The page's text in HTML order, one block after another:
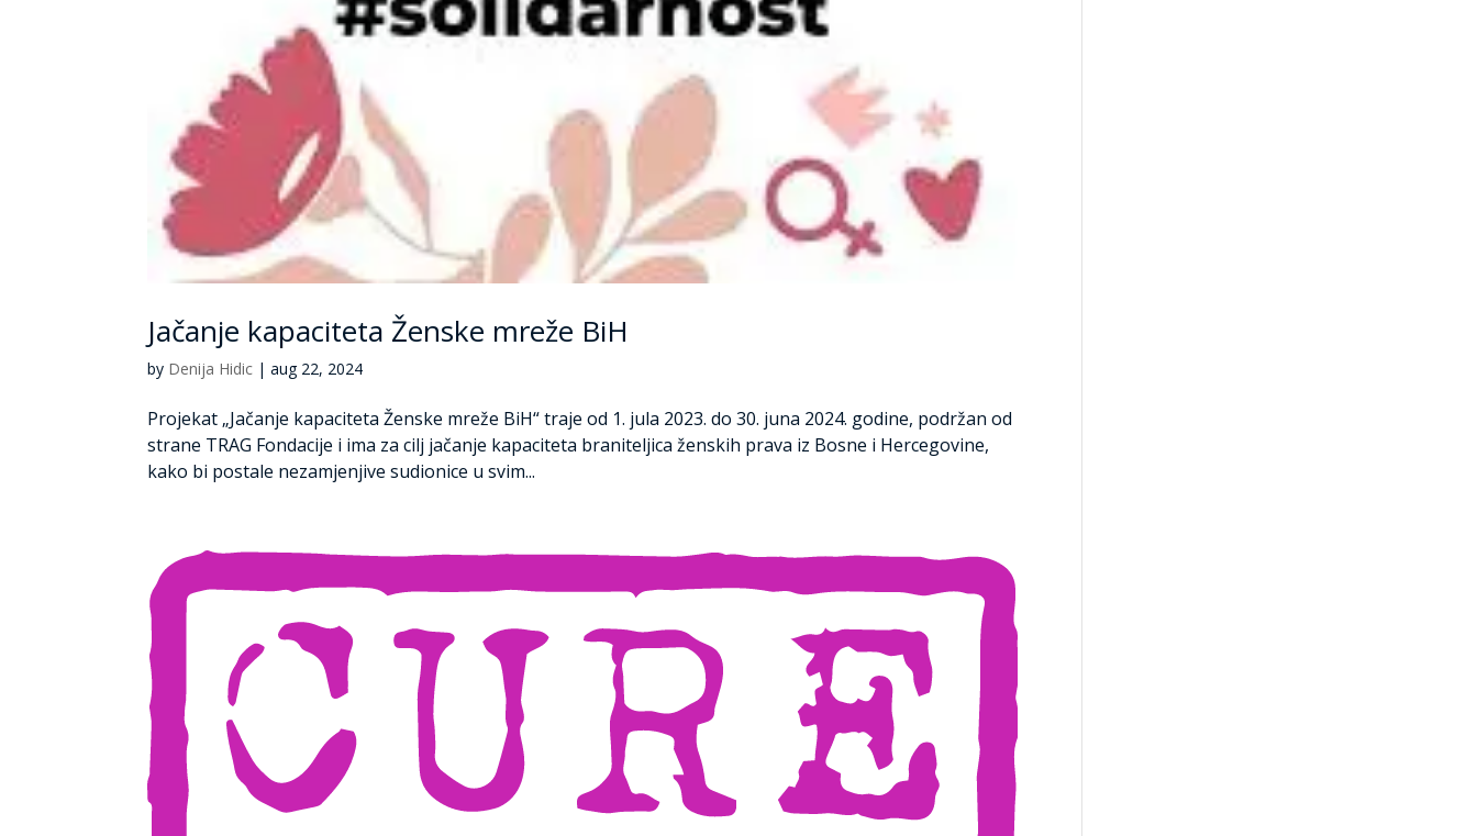
Jačanje kapaciteta Ženske mreže BiH
by Denija Hidic |aug 22, 2024
Projekat „Jačanje kapaciteta Ženske mreže BiH“ traje od 1. jula 2023. do 30. juna 2024. godine, podržan od
strane TRAG Fondacije i ima za cilj jačanje kapaciteta braniteljica ženskih prava iz Bosne i Hercegovine,
kako bi postale nezamjenjive sudionice u svim...